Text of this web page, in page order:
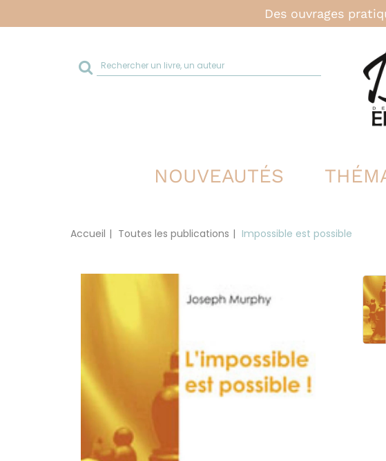
Des ouvrages
Rechercher
sur
NOUVEAUTÉS
Accueil Toutes les publications Impossible est possible